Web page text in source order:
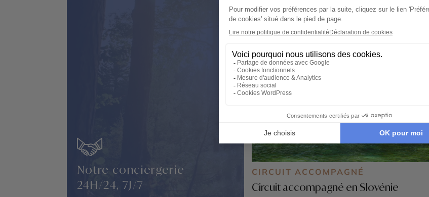
Notre conciergerie
24H/24, 7J/7
CIRCUIT ACCOMPAGNÉ
Circuit accompagné en Slovénie